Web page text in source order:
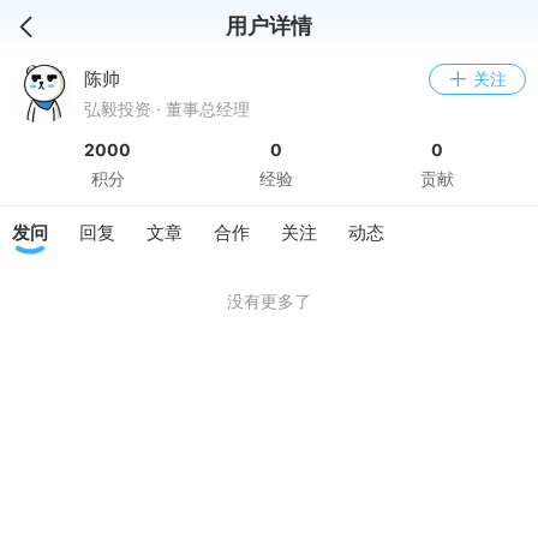
用户详情
陈帅
关注
弘毅投资 · 董事总经理
2000
积分
0
经验
0
贡献
发问 回复 文章 合作 关注 动态
没有更多了